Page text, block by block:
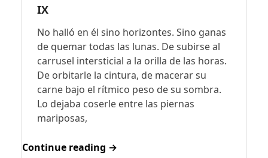
IX
No halló en él sino horizontes. Sino ganas
de quemar todas las lunas. De subirse al
carrusel intersticial a la orilla de las horas.
De orbitarle la cintura, de macerar su
carne bajo el rítmico peso de su sombra.
Lo dejaba coserle entre las piernas
mariposas,
Continue reading →